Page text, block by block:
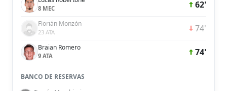
8 MEC 62'
Florián Monzón
23 ATA 74'
Braian Romero
9 ATA 74'
BANCO DE RESERVAS